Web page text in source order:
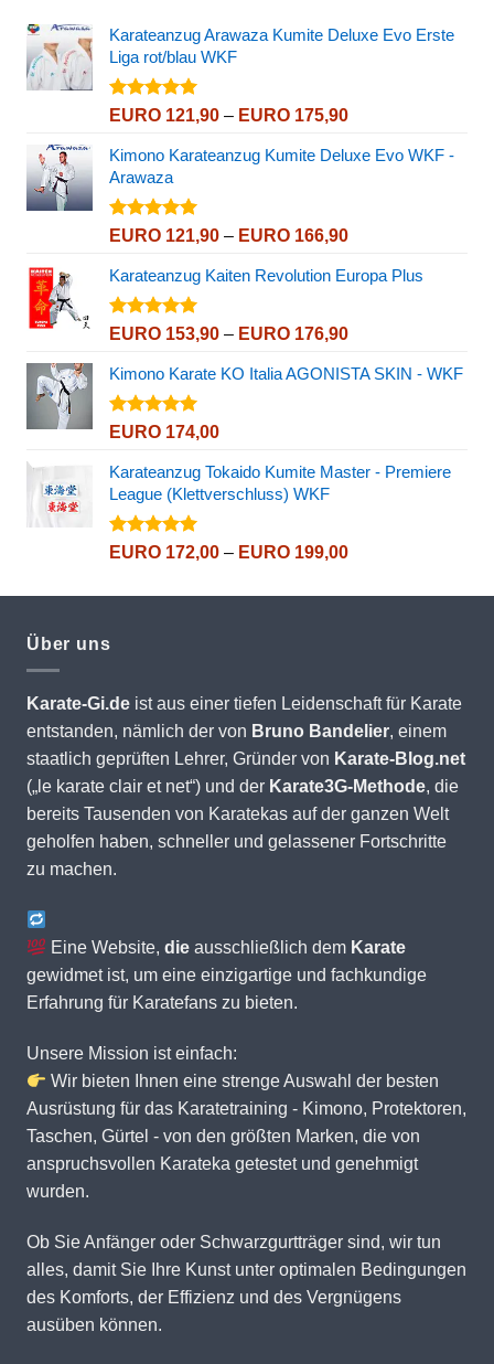
Karateanzug Arawaza Kumite Deluxe Evo Erste
Liga rot/blau WKF
Bewertet
von 5
EURO121,90 – EURO175,90Preisspanne:
bis
Kimono Karateanzug Kumite Deluxe Evo WKF -
Arawaza
Bewertet
von 5
EURO121,90 – EURO166,90Preisspanne:
bis
Karateanzug Kaiten Revolution Europa Plus
Bewertet
von 5
EURO153,90 – EURO176,90Preisspanne:
bis
Kimono Karate KO Italia AGONISTA SKIN - WKF
Bewertet
von 5
EURO174,00
Karateanzug Tokaido Kumite Master - Premiere
League (Klettverschluss) WKF
Bewertet
EURO172,00 – EURO199,00Preisspanne:
bis
Über uns
Karate-Gi.deist aus einer tiefen Leidenschaft für Karate
entstanden, nämlich der von Bruno Bandelier, einem
staatlich geprüften Lehrer, Gründer von Karate-Blog.net
(„le karate clair et net“) und der Karate3G-Methode, die
bereits Tausenden von Karatekas auf der ganzen Welt
geholfen haben, schneller und gelassener Fortschritte
zu machen.
Eine Website,die ausschließlich dem Karate
gewidmet ist, um eine einzigartige und fachkundige
Erfahrung für Karatefans zu bieten.
Unsere Mission ist einfach:
Wir bieten Ihnen eine strenge Auswahl der besten
Ausrüstung für das Karatetraining - Kimono, Protektoren,
Taschen, Gürtel - von den größten Marken, die von
anspruchsvollen Karateka getestet und genehmigt
wurden.
Ob Sie Anfänger oder Schwarzgurtträger sind, wir tun
alles, damit Sie Ihre Kunst unter optimalen Bedingungen
des Komforts, der Effizienz und des Vergnügens
ausüben können.